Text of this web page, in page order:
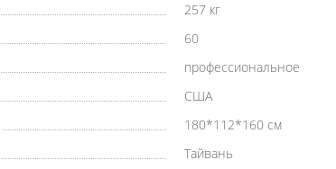
257 кг
60
профессиональное
США
180*112*160 см
Тайвань